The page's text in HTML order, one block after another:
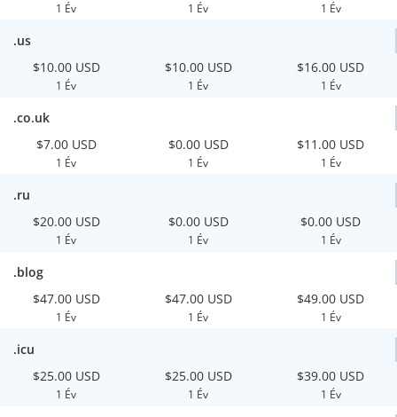
1 Év 1 Év 1 Év
.us
$10.00 USD
1 Év
$10.00 USD
1 Év
$16.00 USD
1 Év
.co.uk
$7.00 USD
1 Év
$0.00 USD
1 Év
$11.00 USD
1 Év
.ru
$20.00 USD
1 Év
$0.00 USD
1 Év
$0.00 USD
1 Év
.blog
$47.00 USD
1 Év
$47.00 USD
1 Év
$49.00 USD
1 Év
.icu
$25.00 USD
1 Év
$25.00 USD
1 Év
$39.00 USD
1 Év